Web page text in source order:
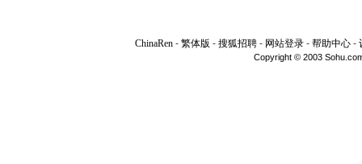
ChinaRen - 繁体版 - 搜狐招聘 - 网站登录 - 帮助中心 -
Copyright © 2003